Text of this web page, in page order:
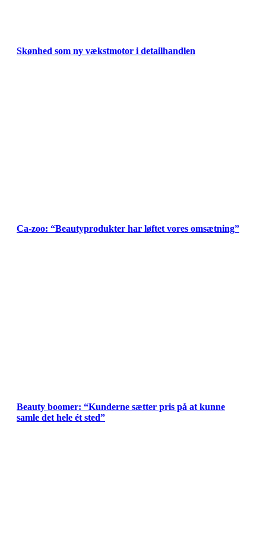
Skønhed som ny vækstmotor i detailhandlen
Ca-zoo: “Beautyprodukter har løftet vores omsætning”
Beauty boomer: “Kunderne sætter pris på at kunne
samle det hele ét sted”